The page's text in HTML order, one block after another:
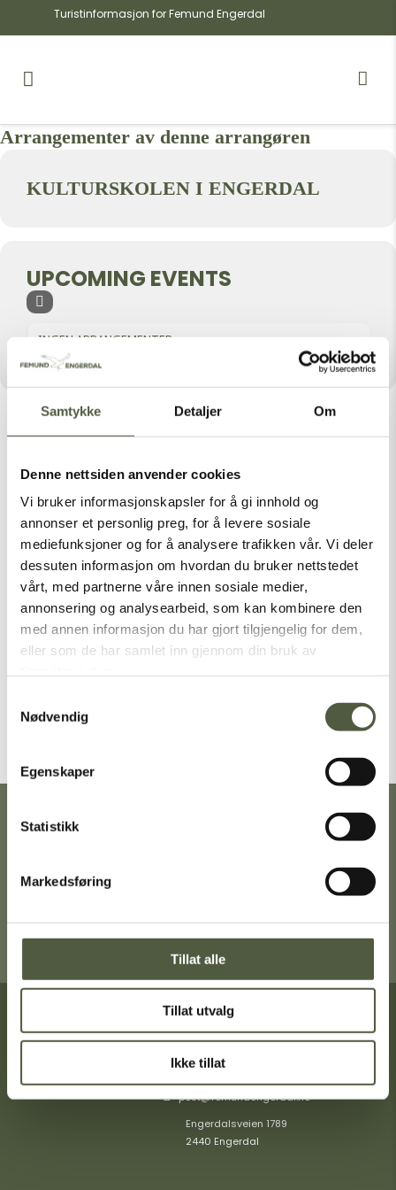
Samtykke Detaljer Om
Denne nettsiden anvender cookies
Vi bruker informasjonskapsler for å gi innhold og
annonser et personlig preg, for å levere sosiale
mediefunksjoner og for å analysere trafikken vår. Vi deler
dessuten informasjon om hvordan du bruker nettstedet
vårt, med partnerne våre innen sosiale medier,
annonsering og analysearbeid, som kan kombinere den
med annen informasjon du har gjort tilgjengelig for dem,
eller som de har samlet inn gjennom din bruk av
Nødvendig
Egenskaper
Statistikk
Markedsføring
Tillat alle
Tillat utvalg
Ikke tillat
Turistinformasjon for Femund Engerdal
Arrangementer av denne arrangøren
KULTURSKOLEN I ENGERDAL
UPCOMING EVENTS
INGEN ARRANGEMENTER
Latest Posts
Categories
Nasjonalparker
Sommer
Vinter
Ta gjerne turen innom Turistkontoret i
Få veibeskrivelse
Turistinformasjon
+47 40404349
post@femundengerdal.no
Engerdalsveien 1789
2440 Engerdal